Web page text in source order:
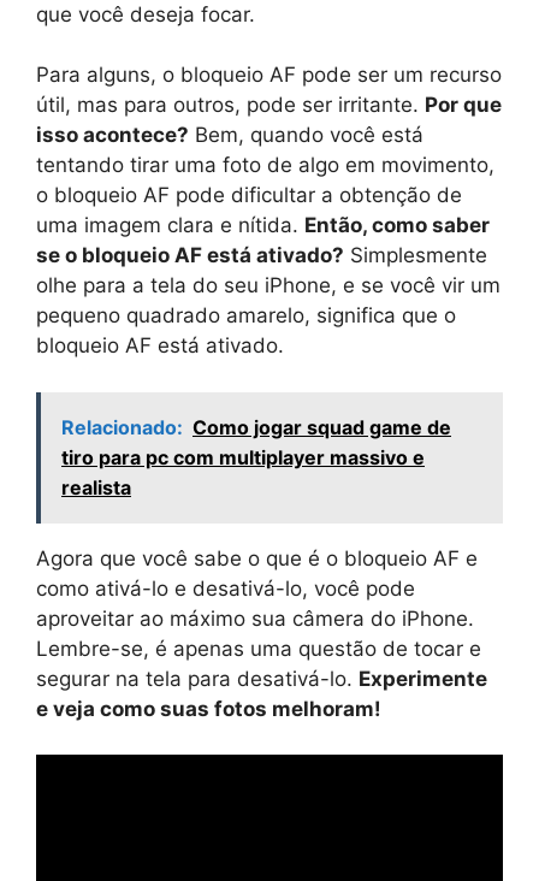
que você deseja focar.
Para alguns, o bloqueio AF pode ser um recurso
útil, mas para outros, pode ser irritante. Por que
isso acontece? Bem, quando você está
tentando tirar uma foto de algo em movimento,
o bloqueio AF pode dificultar a obtenção de
uma imagem clara e nítida. Então, como saber
se o bloqueio AF está ativado? Simplesmente
olhe para a tela do seu iPhone, e se você vir um
pequeno quadrado amarelo, significa que o
bloqueio AF está ativado.
Relacionado: Como jogar squad game de
tiro para pc com multiplayer massivo e
realista
Agora que você sabe o que é o bloqueio AF e
como ativá-lo e desativá-lo, você pode
aproveitar ao máximo sua câmera do iPhone.
Lembre-se, é apenas uma questão de tocar e
segurar na tela para desativá-lo. Experimente
e veja como suas fotos melhoram!